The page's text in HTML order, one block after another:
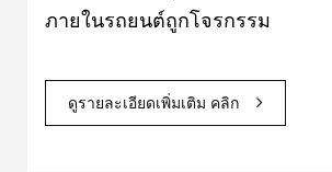
ภายในรถยนต์ถูกโจรกรรม
ดูรายละเอียดเพิ่มเติม คลิก